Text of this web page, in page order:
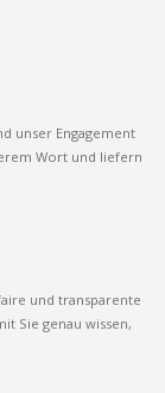
unser Engagement
Wort und liefern
und transparente
Sie genau wissen,